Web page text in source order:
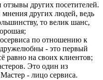
других посетителей.
других людей, ведь
то велик шанс,
по отношению к
- это первый
равно на своих клиентов;
Это один из
- лицо сервиса.